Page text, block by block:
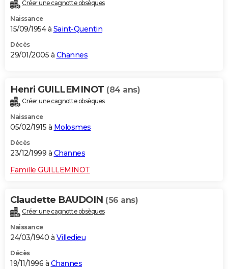
Créer une cagnotte obsèques
Naissance
15/09/1954 à Saint-Quentin
Décès
29/01/2005 à Channes
Henri GUILLEMINOT (84 ans)
Créer une cagnotte obsèques
Naissance
05/02/1915 à Molosmes
Décès
23/12/1999 à Channes
Famille GUILLEMINOT
Claudette BAUDOIN (56 ans)
Créer une cagnotte obsèques
Naissance
24/03/1940 à Villedieu
Décès
19/11/1996 à Channes